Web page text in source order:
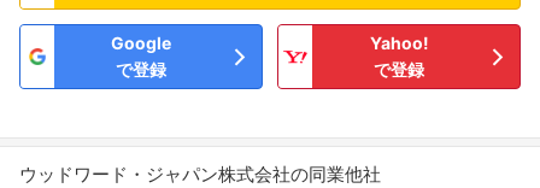
Google
で登録
Yahoo!
で登録
ウッドワード・ジャパン株式会社の同業他社